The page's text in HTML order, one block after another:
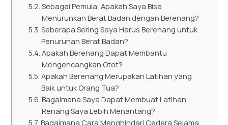
Sebagai Pemula, Apakah Saya Bisa
Menurunkan Berat Badan dengan Berenang?
Seberapa Sering Saya Harus Berenang untuk
Penurunan Berat Badan?
Apakah Berenang Dapat Membantu
Mengencangkan Otot?
Apakah Berenang Merupakan Latihan yang
Baik untuk Orang Tua?
Bagaimana Saya Dapat Membuat Latihan
Renang Saya Lebih Menantang?
Bagaimana Cara Menghindari Cedera Selama